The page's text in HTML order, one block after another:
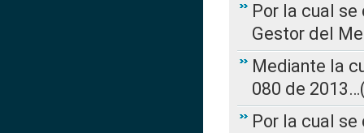
Por la cual
Gestor del
Mediante la
080 de
Por la cual